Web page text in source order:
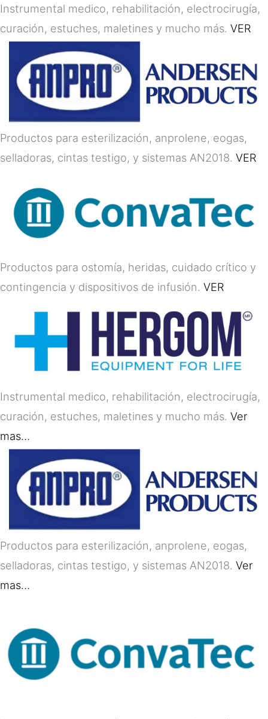
Instrumental medico, rehabilitación, electrocirugía,
curación, estuches, maletines y mucho más. VER
Productos para esterilización, anprolene, eogas,
selladoras, cintas testigo, y sistemas AN2018. VER
Productos para ostomía, heridas, cuidado crítico y
contingencia y dispositivos de infusión. VER
Instrumental medico, rehabilitación, electrocirugía,
curación, estuches, maletines y mucho más. Ver
mas…
Productos para esterilización, anprolene, eogas,
selladoras, cintas testigo, y sistemas AN2018. Ver
mas…